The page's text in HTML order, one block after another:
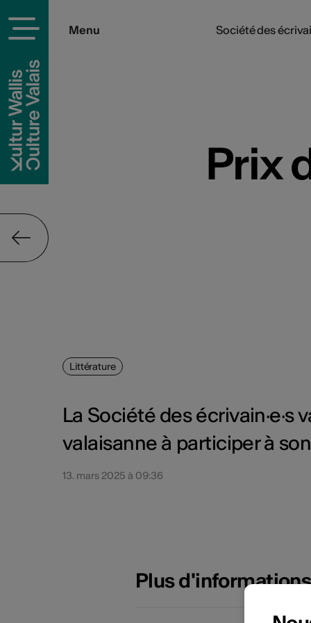
Menu Société des
Prix
Littérature
La Société des écrivain·e·s
valaisanne à participer à
13. mars 2025 à 09:36
Plus d'informations